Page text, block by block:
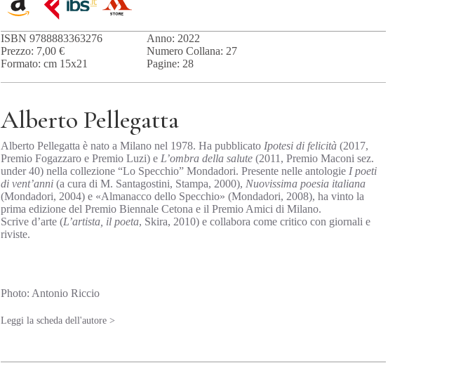
ISBN 9788883363276
Prezzo: 7,00 €
Formato: cm 15x21
Anno: 2022
Numero Collana: 27
Pagine: 28
Alberto Pellegatta
Alberto Pellegatta è nato a Milano nel 1978. Ha pubblicato Ipotesi di felicità(2017,
Premio Fogazzaro e Premio Luzi) e L’ombra della salute(2011, Premio Maconi sez.
under 40) nella collezione “Lo Specchio” Mondadori. Presente nelle antologie I poeti
di vent’anni(a cura di M. Santagostini, Stampa, 2000), Nuovissima poesia italiana
(Mondadori, 2004) e «Almanacco dello Specchio» (Mondadori, 2008), ha vinto la
prima edizione del Premio Biennale Cetona e il Premio Amici di Milano.
Scrive d’arte (L’artista, il poeta, Skira, 2010) e collabora come critico con giornali e
riviste.
Photo: Antonio Riccio
Leggi la scheda dell'autore >